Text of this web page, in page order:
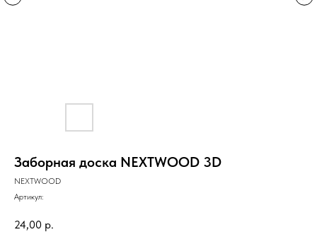
Заборная доска NEXTWOOD 3D
NEXTWOOD
Артикул:
24,00 р.